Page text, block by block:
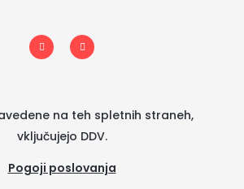
n
s
t
a
c
e
-
f
na teh spletnih straneh,
vključujejo DDV.
Pogoji poslovanja